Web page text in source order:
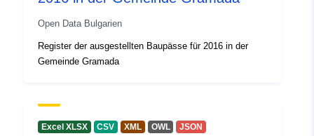
Identifikatoren: 2761
Zugangsrechte: public
Open Data Bulgarien
Register der ausgestellten Baupässe für 2016 in der
Gemeinde Gramada
Excel XLSX CSV XML OWL JSON